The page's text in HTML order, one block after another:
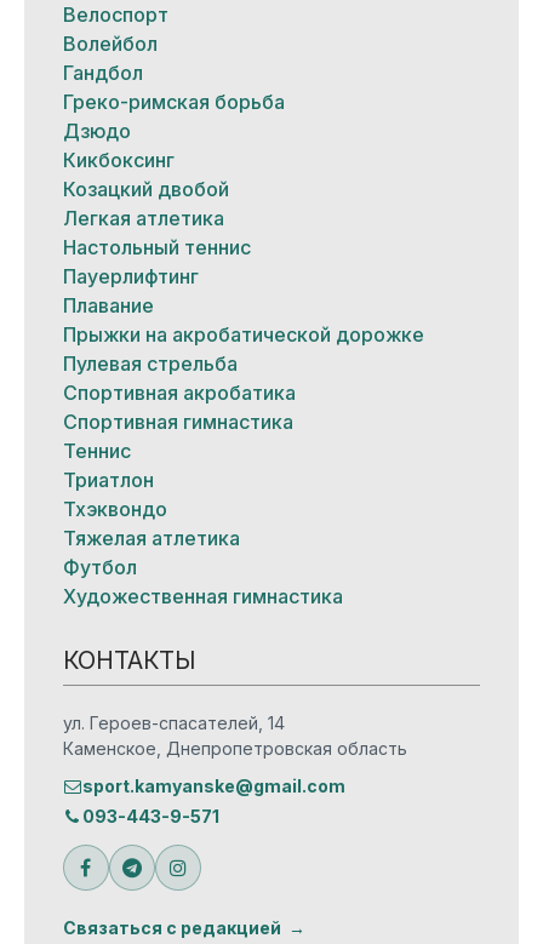
Велоспорт
Волейбол
Гандбол
Греко-римская борьба
Дзюдо
Кикбоксинг
Козацкий двобой
Легкая атлетика
Настольный теннис
Пауерлифтинг
Плавание
Прыжки на акробатической дорожке
Пулевая стрельба
Спортивная акробатика
Спортивная гимнастика
Теннис
Триатлон
Тхэквондо
Тяжелая атлетика
Футбол
Художественная гимнастика
КОНТАКТЫ
ул. Героев-спасателей, 14
Каменское, Днепропетровская область
sport.kamyanske@gmail.com
093-443-9-571
Связаться с редакцией